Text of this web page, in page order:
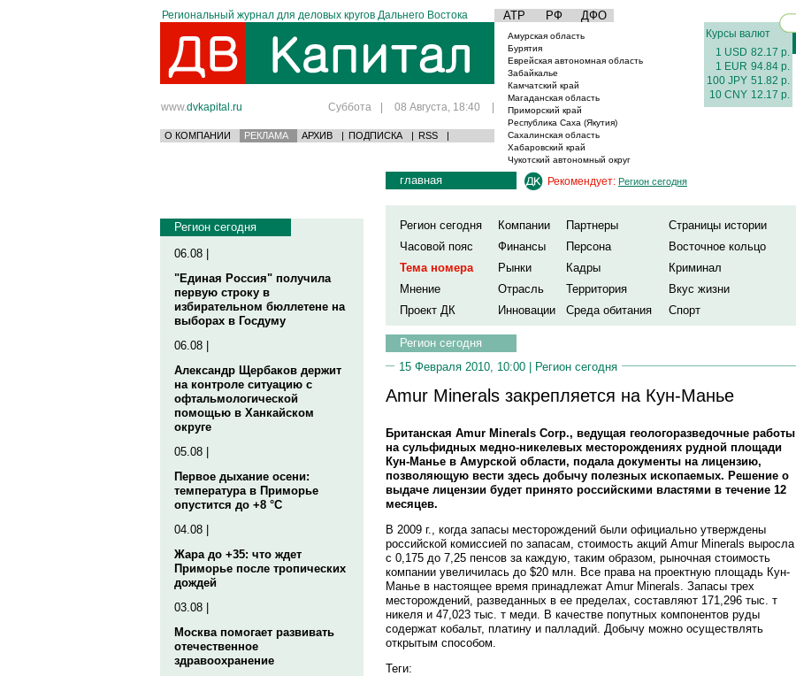
Региональный журнал для деловых кругов Дальнего Востока АТР РФ ДФО
www.dvkapital.ru Суббота | 08 Августа, 18:40 |
О КОМПАНИИ РЕКЛАМА АРХИВ | ПОДПИСКА | RSS |
Амурская область
Бурятия
Еврейская автономная область
Забайкалье
Камчатский край
Магаданская область
Приморский край
Республика Саха (Якутия)
Сахалинская область
Хабаровский край
Чукотский автономный округ
Курсы валют
1 USD 82.17 р.
1 EUR 94.84 р.
100 JPY 51.82 р.
10 CNY 12.17 р.
Регион сегодня
06.08 |
"Единая Россия" получила
первую строку в
избирательном бюллетене на
выборах в Госдуму
06.08 |
Александр Щербаков держит
на контроле ситуацию с
офтальмологической
помощью в Ханкайском
округе
05.08 |
Первое дыхание осени:
температура в Приморье
опустится до +8 °C
04.08 |
Жара до +35: что ждет
Приморье после тропических
дождей
03.08 |
Москва помогает развивать
отечественное
здравоохранение
главная Рекомендует: Регион сегодня
Регион сегодня Компании Партнеры
Страницы истории
Часовой пояс
Финансы Персона
Восточное кольцо
Тема номера
Рынки Кадры
Криминал
Мнение
Отрасль Территория
Вкус жизни
Проект ДК
Инновации Среда обитания Спорт
Регион сегодня
15 Февраля 2010, 10:00 | Регион сегодня
Amur Minerals закрепляется на Кун-Манье
Британская Amur Minerals Corp., ведущая геологоразведочные работы
на сульфидных медно-никелевых месторождениях рудной площади
Кун-Манье в Амурской области, подала документы на лицензию,
позволяющую вести здесь добычу полезных ископаемых. Решение о
выдаче лицензии будет принято российскими властями в течение 12
месяцев.
В 2009 г., когда запасы месторождений были официально утверждены
российской комиссией по запасам, стоимость акций Amur Minerals выросла
с 0,175 до 7,25 пенсов за каждую, таким образом, рыночная стоимость
компании увеличилась до $20 млн. Все права на проектную площадь Кун-
Манье в настоящее время принадлежат Amur Minerals. Запасы трех
месторождений, разведанных в ее пределах, составляют 171,296 тыс. т
никеля и 47,023 тыс. т меди. В качестве попутных компонентов руды
содержат кобальт, платину и палладий. Добычу можно осуществлять
открытым способом.
Теги: